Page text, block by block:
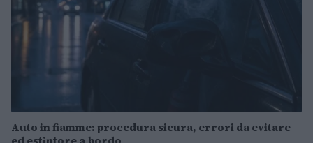
Auto in fiamme: procedura sicura, errori da evitare